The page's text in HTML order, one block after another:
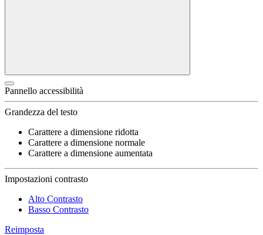
Pannello accessibilità
Grandezza del testo
Carattere a dimensione ridotta
Carattere a dimensione normale
Carattere a dimensione aumentata
Impostazioni contrasto
Alto Contrasto
Basso Contrasto
Reimposta